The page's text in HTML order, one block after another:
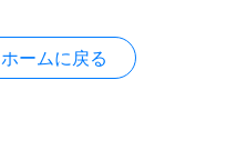
ホームに戻る